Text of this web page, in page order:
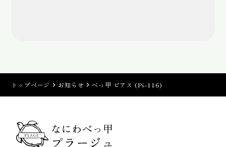
トップページ お知らせ べっ甲 ピアス (Pi-116)